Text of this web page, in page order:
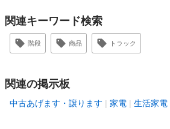
関連キーワード検索
階段 商品 トラック
関連の掲示板
中古あげます・譲ります 家電 生活家電